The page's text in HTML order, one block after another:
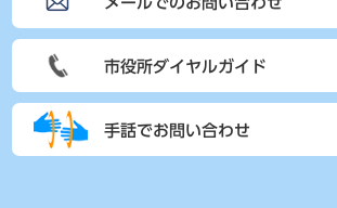
市役所ダイヤルガイド
手話でお問い合わせ